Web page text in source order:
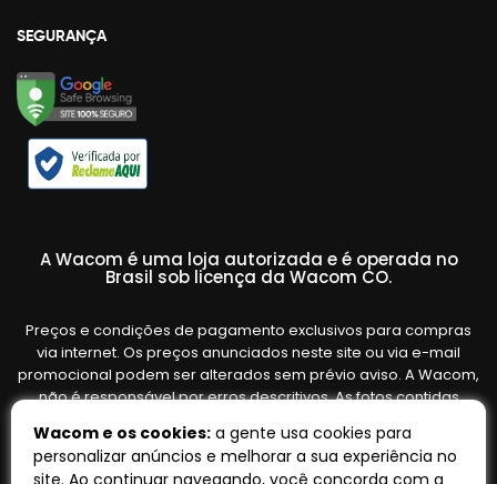
SEGURANÇA
A Wacom é uma loja autorizada e é operada no
Brasil sob licença da Wacom CO.
Preços e condições de pagamento exclusivos para compras
via internet. Os preços anunciados neste site ou via e-mail
promocional podem ser alterados sem prévio aviso. A Wacom,
não é responsável por erros descritivos. As fotos contidas
variar de acordo com o fornecedor/lote do fabricante. Ofertas
válidas até o término de nossos estoques. Vendas sujeitas à
Wacom e os cookies: a gente usa cookies para
personalizar anúncios e melhorar a sua experiência no
site. Ao continuar navegando, você concorda com a